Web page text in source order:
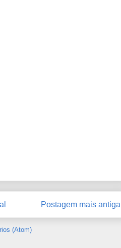
Postagem mais antiga
(Atom)